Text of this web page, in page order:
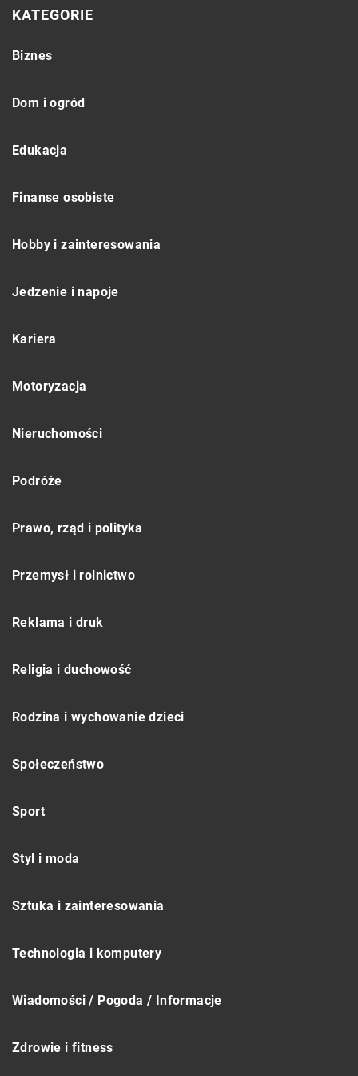
KATEGORIE
Biznes
Dom i ogród
Edukacja
Finanse osobiste
Hobby i zainteresowania
Jedzenie i napoje
Kariera
Motoryzacja
Nieruchomości
Podróże
Prawo, rząd i polityka
Przemysł i rolnictwo
Reklama i druk
Religia i duchowość
Rodzina i wychowanie dzieci
Społeczeństwo
Sport
Styl i moda
Sztuka i zainteresowania
Technologia i komputery
Wiadomości / Pogoda / Informacje
Zdrowie i fitness